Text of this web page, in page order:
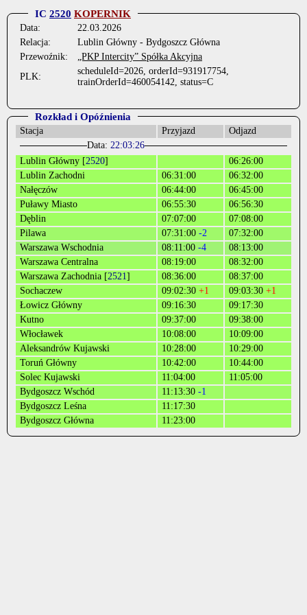
IC 2520 KOPERNIK
Data:
22.03.2026
Relacja:
Lublin Główny - Bydgoszcz Główna
Przewoźnik:
„PKP Intercity” Spółka Akcyjna
PLK:
scheduleId=2026, orderId=931917754,
trainOrderId=460054142, status=C
Rozkład i Opóźnienia
Stacja Przyjazd
Odjazd
Data: 22:03:26
Lublin Główny [2520]
06:26:00
Lublin Zachodni
06:31:00
06:32:00
Nałęczów
06:44:00
06:45:00
Puławy Miasto
06:55:30
06:56:30
Dęblin
07:07:00
07:08:00
Pilawa
07:31:00 -2
07:32:00
Warszawa Wschodnia
08:11:00 -4
08:13:00
Warszawa Centralna
08:19:00
08:32:00
Warszawa Zachodnia [2521] 08:36:00
08:37:00
Sochaczew
09:02:30 +1 09:03:30 +1
Łowicz Główny
09:16:30
09:17:30
Kutno
09:37:00
09:38:00
Włocławek
10:08:00
10:09:00
Aleksandrów Kujawski
10:28:00
10:29:00
Toruń Główny
10:42:00
10:44:00
Solec Kujawski
11:04:00
11:05:00
Bydgoszcz Wschód
11:13:30 -1
Bydgoszcz Leśna
11:17:30
Bydgoszcz Główna
11:23:00